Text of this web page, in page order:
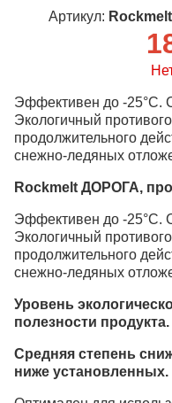
Артикул:
Эффективен до -25°C.
Экологичный
продолжительного
снежно-ледяных
Rockmelt ДОРОГА,
Эффективен до -25°C.
Экологичный
продолжительного
снежно-ледяных
Уровень
полезности продукта.
Средняя степень
ниже установленных.